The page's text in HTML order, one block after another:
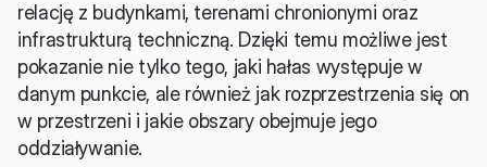
relację z budynkami, terenami chronionymi oraz
infrastrukturą techniczną. Dzięki temu możliwe jest
pokazanie nie tylko tego, jaki hałas występuje w
danym punkcie, ale również jak rozprzestrzenia się on
w przestrzeni i jakie obszary obejmuje jego
oddziaływanie.